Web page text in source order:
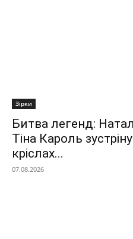
Зірки
Битва легенд:
Тіна Кароль
кріслах...
07.08.2026